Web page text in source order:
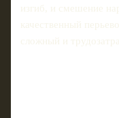
изгиб, и смешение
качественный
сложный и